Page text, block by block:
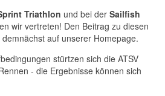
Triathlon und bei der Sailfish
wir vertreten! Den Beitrag zu diesen
auf unserer Homepage.
stürtzen sich die ATSV
- die Ergebnisse können sich